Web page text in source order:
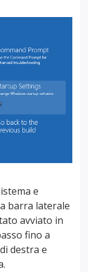
e
barra laterale
avviato in
fino a
destra e